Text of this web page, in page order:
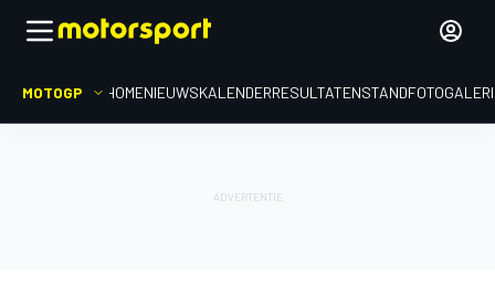
MOTOGP HOMENIEUWSKALENDERRESULTATENSTAND